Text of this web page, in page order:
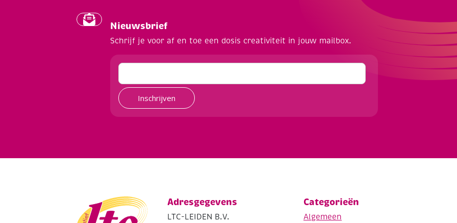
Nieuwsbrief
Schrijf je voor af en toe een dosis creativiteit in jouw mailbox.
Inschrijven
Adresgegevens
LTC-LEIDEN B.V.
Categorieën
Algemeen